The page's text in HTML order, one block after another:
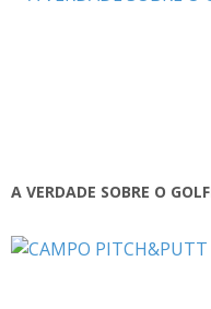
A VERDADE SOBRE O